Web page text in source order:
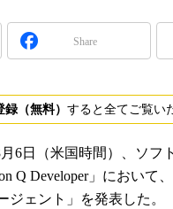
Share
録（無料） すると全てご覧い
6日（米国時間）、ソフ
Q Developer」において
ェント」を発表した。